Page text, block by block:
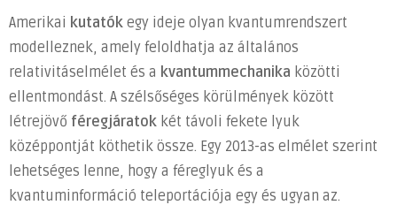
bejegyzéshez
Amerikai kutatók egy ideje olyan kvantumrendszert
modelleznek, amely feloldhatja az általános
relativitáselmélet és a kvantummechanika közötti
ellentmondást. A szélsőséges körülmények között
létrejövő féregjáratok két távoli fekete lyuk
középpontját köthetik össze. Egy 2013-as elmélet szerint
lehetséges lenne, hogy a féreglyuk és a
kvantuminformáció teleportációja egy és ugyan az.